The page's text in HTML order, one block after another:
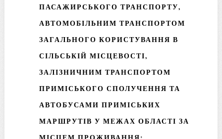
ПАСАЖИРСЬКОГО ТРАНСПОРТУ,
АВТОМОБІЛЬНИМ ТРАНСПОРТОМ
ЗАГАЛЬНОГО КОРИСТУВАННЯ В
СІЛЬСЬКІЙ МІСЦЕВОСТІ,
ЗАЛІЗНИЧНИМ ТРАНСПОРТОМ
ПРИМІСЬКОГО СПОЛУЧЕННЯ ТА
АВТОБУСАМИ ПРИМІСЬКИХ
МАРШРУТІВ У МЕЖАХ ОБЛАСТІ ЗА